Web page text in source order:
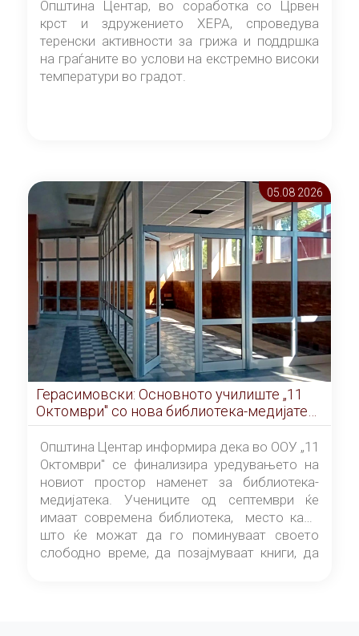
Општина Центар, во соработка со Црвен
крст и здружението ХЕРА, спроведува
теренски активности за грижа и поддршка
на граѓаните во услови на екстремно високи
температури во градот.
05.08 2026
Герасимовски: Основното училиште „11
Октомври" со нова библиотека-медијатека
од септември
Општина Центар информира дека во ООУ „11
Октомври" се финализира уредувањето на
новиот простор наменет за библиотека-
медијатека. Учениците од септември ќе
имаат современа библиотека, место каде
што ќе можат да го поминуваат своето
слободно време, да позајмуваат книги, да